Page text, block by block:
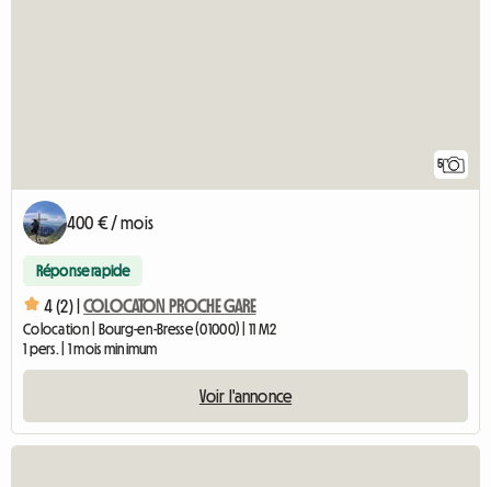
5
400 € / mois
Réponse rapide
4 (2) | COLOCATON PROCHE GARE
Colocation | Bourg-en-Bresse (01000) | 11 M2
1 pers. | 1 mois minimum
Voir l'annonce